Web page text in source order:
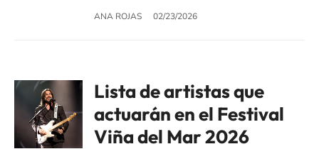
ANA ROJAS 02/23/2026
Lista de artistas que
actuarán en el Festival
Viña del Mar 2026